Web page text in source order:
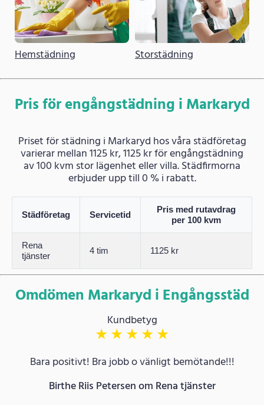
Hemstädning Storstädning
Pris för engångstädning i Markaryd
Priset för städning i Markaryd hos våra städföretag
varierar mellan 1125 kr, 1125 kr för engångstädning
av 100 kvm stor lägenhet eller villa. Städfirmorna
erbjuder upp till 0 % i rabatt.
Städföretag Servicetid
Pris med rutavdrag
per 100 kvm
Rena
tjänster
4 tim 1125 kr
Omdömen Markaryd i Engångsstäd
Kundbetyg
★★★★★
Bara positivt! Bra jobb o vänligt bemötande!!!
Birthe Riis Petersen om Rena tjänster